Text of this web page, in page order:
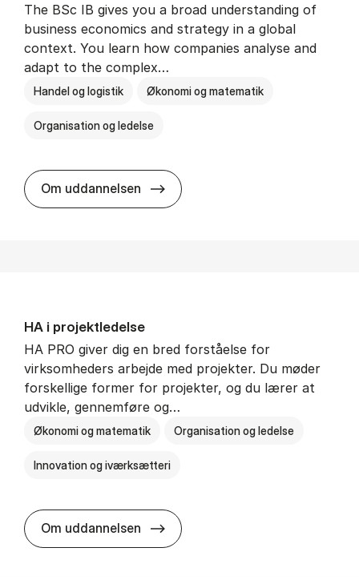
The BSc IB gives you a broad understanding of
business economics and strategy in a global
context. You learn how companies analyse and
adapt to the complex…
Handel og logistik Økonomi og matematik
Organisation og ledelse
Om uddannelsen BSc in In­ter­na­tion­al Busi­ness
HA i pro­jekt­le­del­se
HA PRO giver dig en bred forståelse for
virksomheders arbejde med projekter. Du møder
forskellige former for projekter, og du lærer at
udvikle, gennemføre og…
Økonomi og matematik Organisation og ledelse
Innovation og iværksætteri
Om uddannelsen HA i pro­jekt­le­del­se